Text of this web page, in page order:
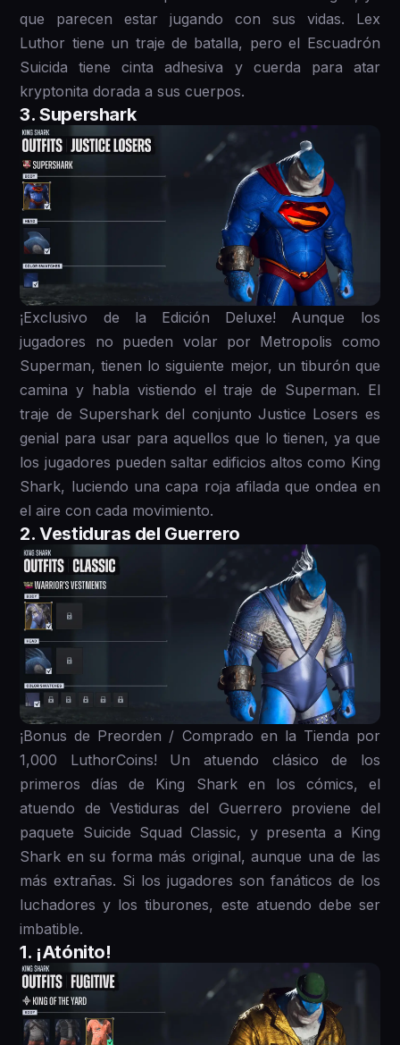
que parecen estar jugando con sus vidas. Lex
Luthor tiene un traje de batalla, pero el Escuadrón
Suicida tiene cinta adhesiva y cuerda para atar
kryptonita dorada a sus cuerpos.
3. Supershark
¡Exclusivo de la Edición Deluxe! Aunque los
jugadores no pueden volar por Metropolis como
Superman, tienen lo siguiente mejor, un tiburón que
camina y habla vistiendo el traje de Superman. El
traje de Supershark del conjunto Justice Losers es
genial para usar para aquellos que lo tienen, ya que
los jugadores pueden saltar edificios altos como King
Shark, luciendo una capa roja afilada que ondea en
el aire con cada movimiento.
2. Vestiduras del Guerrero
¡Bonus de Preorden / Comprado en la Tienda por
1,000 LuthorCoins! Un atuendo clásico de los
primeros días de King Shark en los cómics, el
atuendo de Vestiduras del Guerrero proviene del
paquete Suicide Squad Classic, y presenta a King
Shark en su forma más original, aunque una de las
más extrañas. Si los jugadores son fanáticos de los
luchadores y los tiburones, este atuendo debe ser
imbatible.
1. ¡Atónito!